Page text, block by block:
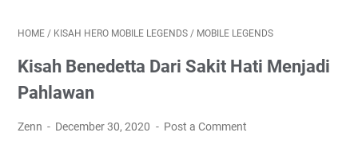
HOME / KISAH HERO MOBILE LEGENDS / MOBILE LEGENDS
Kisah Benedetta Dari Sakit Hati Menjadi
Pahlawan
Zenn December 30, 2020 Post a Comment